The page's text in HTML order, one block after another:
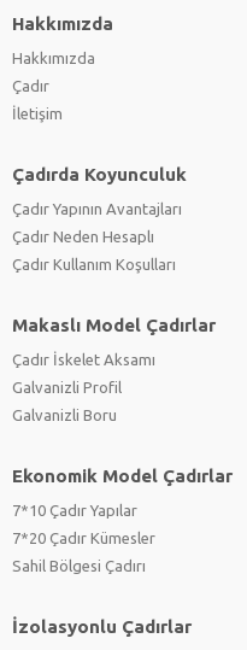
Hakkımızda
Hakkımızda
Çadır
İletişim
Çadırda Koyunculuk
Çadır Yapının Avantajları
Çadır Neden Hesaplı
Çadır Kullanım Koşulları
Makaslı Model Çadırlar
Çadır İskelet Aksamı
Galvanizli Profil
Galvanizli Boru
Ekonomik Model Çadırlar
7*10 Çadır Yapılar
7*20 Çadır Kümesler
Sahil Bölgesi Çadırı
İzolasyonlu Çadırlar